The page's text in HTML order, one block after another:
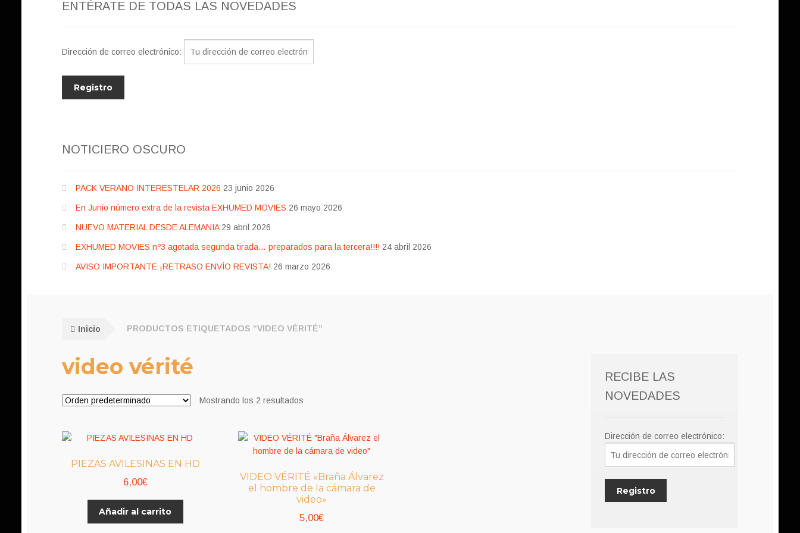
ENTÉRATE DE TODAS LAS NOVEDADES
Dirección de correo electrónico:
NOTICIERO OSCURO
PACK VERANO INTERESTELAR 2026 23 junio 2026
En Junio número extra de la revista EXHUMED MOVIES 26 mayo 2026
NUEVO MATERIAL DESDE ALEMANIA 29 abril 2026
EXHUMED MOVIES nº3 agotada segunda tirada… preparados para la tercera!!!! 24 abril 2026
AVISO IMPORTANTE ¡RETRASO ENVÍO REVISTA! 26 marzo 2026
Inicio PRODUCTOS ETIQUETADOS “VIDEO VÉRITÉ”
video vérité
Mostrando los 2 resultados
PIEZAS AVILESINAS EN HD
6,00€
Añadir al carrito
VIDEO VÉRITÉ «Braña Álvarez
el hombre de la cámara de
video»
5,00€
RECIBE LAS
NOVEDADES
Dirección de correo electrónico: